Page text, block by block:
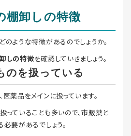
棚卸しの特徴
ような特徴があるのでしょうか。
しの特徴を確認していきましょう。
のを扱っている
薬品をメインに扱っています。
ていることも多いので、市販薬と
要があるでしょう。